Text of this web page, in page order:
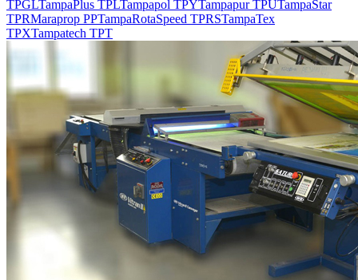
TPGLTampaPlus TPLTampapol TPYTampapur TPUTampaStar
TPRMaraprop PPTampaRotaSpeed TPRSTampaTex
TPXTampatech TPT